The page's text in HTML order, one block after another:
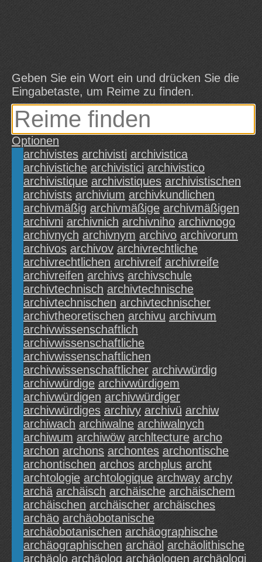
Geben Sie ein Wort ein und drücken Sie die
Eingabetaste, um Reime zu finden.
Optionen
archivistes archivisti archivistica
archivistiche archivistici archivistico
archivistique archivistiques archivistischen
archivists archivium archivkundlichen
archivmäßig archivmäßige archivmäßigen
archivni archivnich archivniho archivnogo
archivnych archivnym archivo archivorum
archivos archivov archivrechtliche
archivrechtlichen archivreif archivreife
archivreifen archivs archivschule
archivtechnisch archivtechnische
archivtechnischen archivtechnischer
archivtheoretischen archivu archivum
archivwissenschaftlich
archivwissenschaftliche
archivwissenschaftlichen
archivwissenschaftlicher archivwürdig
archivwürdige archivwürdigem
archivwürdigen archivwürdiger
archivwürdiges archivy archivü archiw
archiwach archiwalne archiwalnych
archiwum archiwöw archltecture archo
archon archons archontes archontische
archontischen archos archplus archt
archtologie archtologique archway archy
archä archäisch archäische archäischem
archäischen archäischer archäisches
archäo archäobotanische
archäobotanischen archäographische
archäographischen archäol archäolithische
archäolo archäolog archäologen archäologi